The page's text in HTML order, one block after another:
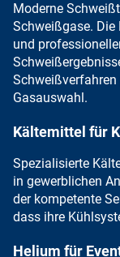
Moderne
Schweißgase. Die
und
Gasauswahl.
Kältemittel für
Spezialisierte
in gewerblichen
der kompetente
dass ihre
Helium für